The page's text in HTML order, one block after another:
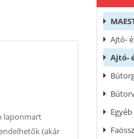
laponmart
(akár
Ajtó-
Ajtó-